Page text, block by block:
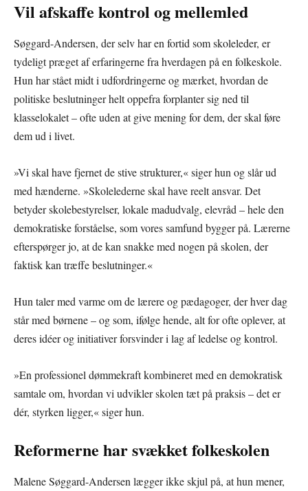
Vil afskaffe kontrol og mellemled
Søggard-Andersen, der selv har en fortid som skoleleder, er
tydeligt præget af erfaringerne fra hverdagen på en folkeskole.
Hun har stået midt i udfordringerne og mærket, hvordan de
politiske beslutninger helt oppefra forplanter sig ned til
klasselokalet – ofte uden at give mening for dem, der skal føre
dem ud i livet.
»Vi skal have fjernet de stive strukturer,« siger hun og slår ud
med hænderne. »Skolelederne skal have reelt ansvar. Det
betyder skolebestyrelser, lokale madudvalg, elevråd – hele den
demokratiske forståelse, som vores samfund bygger på. Lærerne
efterspørger jo, at de kan snakke med nogen på skolen, der
faktisk kan træffe beslutninger.«
Hun taler med varme om de lærere og pædagoger, der hver dag
står med børnene – og som, ifølge hende, alt for ofte oplever, at
deres idéer og initiativer forsvinder i lag af ledelse og kontrol.
»En professionel dømmekraft kombineret med en demokratisk
samtale om, hvordan vi udvikler skolen tæt på praksis – det er
dér, styrken ligger,« siger hun.
Reformerne har svækket folkeskolen
Malene Søggard-Andersen lægger ikke skjul på, at hun mener,